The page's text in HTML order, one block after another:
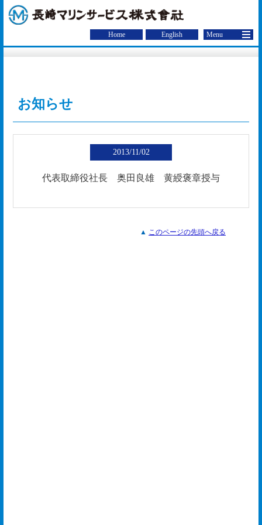
お知らせ
2013/11/02
代表取締役社長 奥田良雄 黄綬褒章授与
▲ このページの先頭へ戻る